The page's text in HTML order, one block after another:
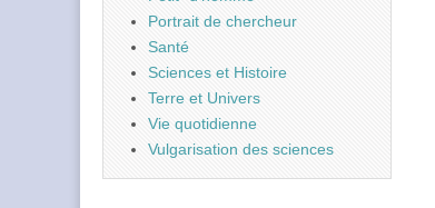
Portrait de chercheur
Santé
Sciences et Histoire
Terre et Univers
Vie quotidienne
Vulgarisation des sciences